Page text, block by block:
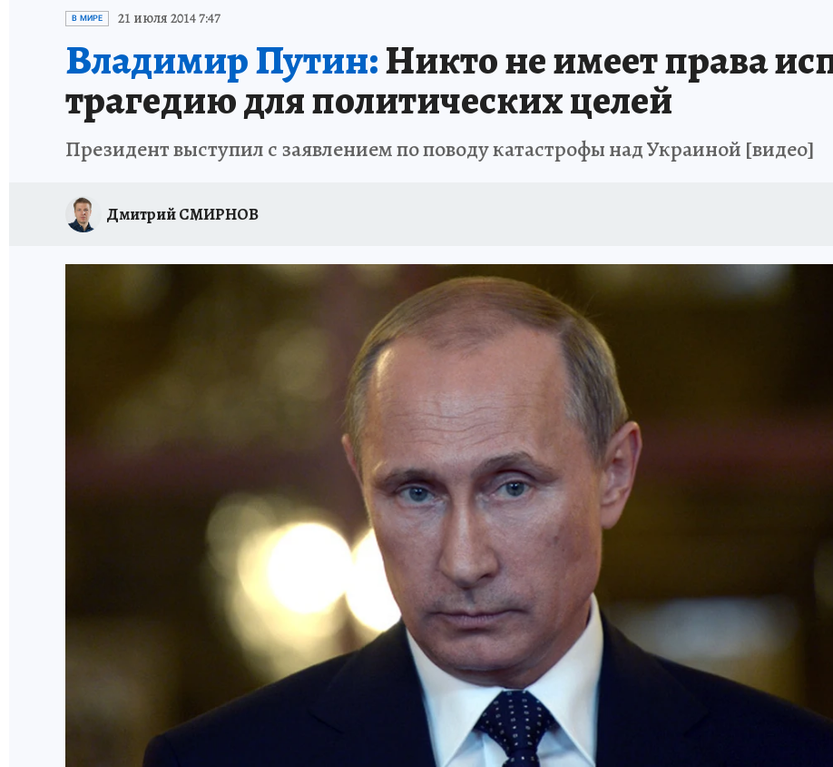
ИСПЫТАНО НА СЕБЕ
В МИРЕ 21 июля 2014 7:47
Владимир Путин:Никто не имеет права
трагедию для политических целей
Президент выступил с заявлением по поводу катастрофы над Украиной [видео]
Дмитрий СМИРНОВ